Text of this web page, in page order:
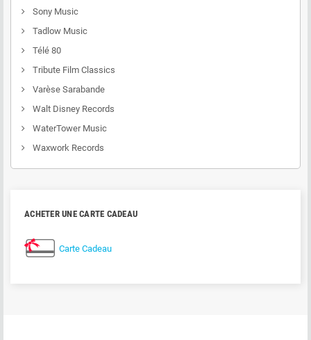
Sony Music
Tadlow Music
Télé 80
Tribute Film Classics
Varèse Sarabande
Walt Disney Records
WaterTower Music
Waxwork Records
ACHETER UNE CARTE CADEAU
Carte Cadeau